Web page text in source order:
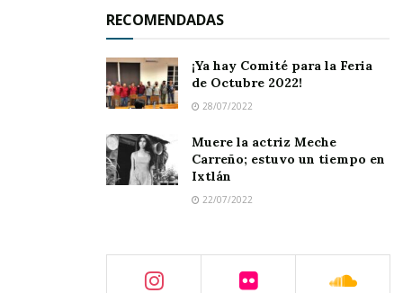
RECOMENDADAS
¡Ya hay Comité para la Feria
de Octubre 2022!
28/07/2022
Muere la actriz Meche
Carreño; estuvo un tiempo en
Ixtlán
22/07/2022